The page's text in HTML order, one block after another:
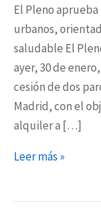
El Pleno
urbanos,
saludable El
ayer, 30 de
cesión de dos
Madrid, con el
alquiler a […]
precio
asequible
Leer más »